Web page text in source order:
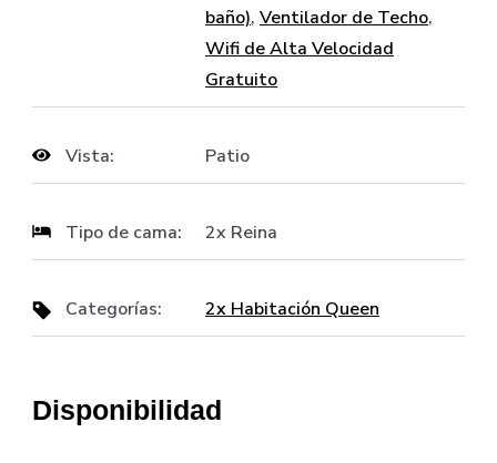
baño), Ventilador de Techo,
Wifi de Alta Velocidad
Gratuito
Vista: Patio
Tipo de cama: 2x Reina
Categorías: 2x Habitación Queen
Disponibilidad